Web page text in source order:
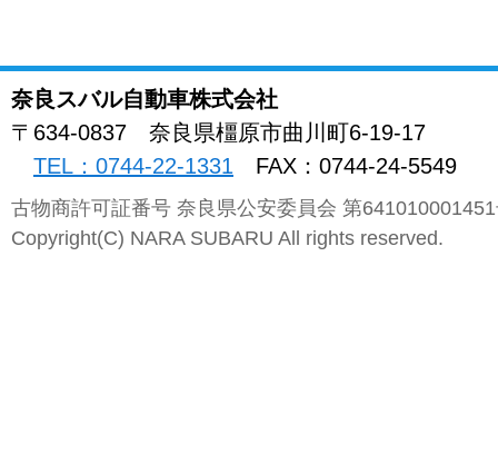
奈良スバル自動車株式会社
〒634-0837
奈良県橿原市曲川町6-19-17
TEL：0744-22-1331
FAX：0744-24-5549
古物商許可証番号 奈良県公安委員会 第
Copyright(C) NARA SUBARU All rights reserved.